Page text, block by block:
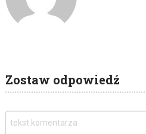
Zostaw odpowiedź